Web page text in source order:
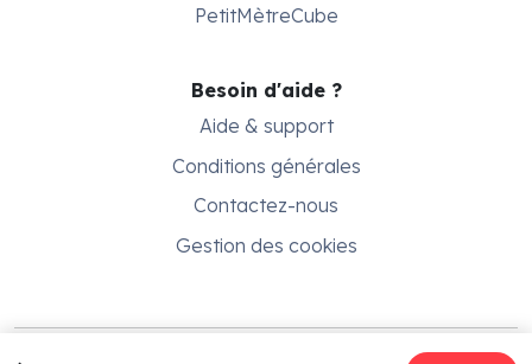
PetitMètreCube
Besoin d'aide ?
Aide & support
Conditions générales
Contactez-nous
Gestion des cookies